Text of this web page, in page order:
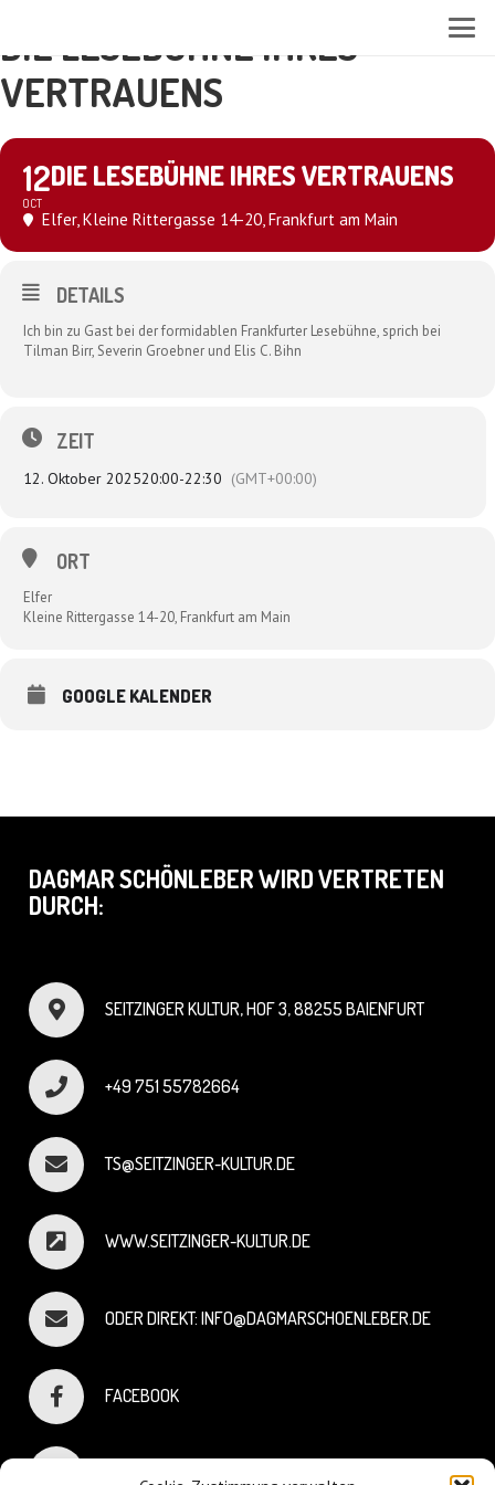
DIE LESEBÜHNE IHRES
VERTRAUENS
12
OCT
DIE LESEBÜHNE IHRES VERTRAUENS
Elfer, Kleine Rittergasse 14-20, Frankfurt am Main
DETAILS
Ich bin zu Gast bei der formidablen Frankfurter Lesebühne, sprich bei
Tilman Birr, Severin Groebner und Elis C. Bihn
ZEIT
12. Oktober 202520:00-22:30 (GMT+00:00)
ORT
Elfer
Kleine Rittergasse 14-20, Frankfurt am Main
GOOGLE KALENDER
DAGMAR SCHÖNLEBER WIRD VERTRETEN
DURCH:
SEITZINGER KULTUR, HOF 3, 88255 BAIENFURT
+49 751 55782664
TS@SEITZINGER-KULTUR.DE
WWW.SEITZINGER-KULTUR.DE
ODER DIREKT: INFO@DAGMARSCHOENLEBER.DE
FACEBOOK